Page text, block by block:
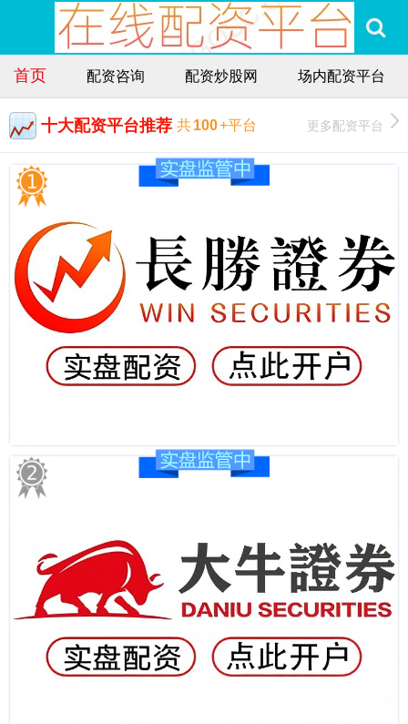
首页 配资咨询 配资炒股网 场内配资平台
十大配资平台推荐 共100+平台 更多配资平台